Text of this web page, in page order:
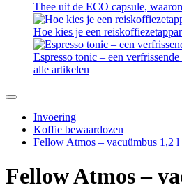
Thee uit de ECO capsule,
Hoe kies je een
Espresso tonic – een
alle artikelen
Invoering
Koffie bewaardozen
Fellow Atmos – vacuümbus 1,2 l
Fellow Atmos –